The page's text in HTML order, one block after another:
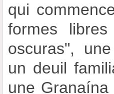
qui
formes
oscuras",
un deuil
une